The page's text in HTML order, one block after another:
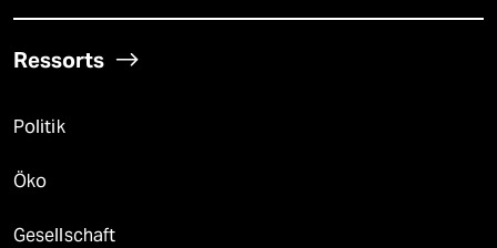
Ressorts
Politik
Öko
Gesellschaft